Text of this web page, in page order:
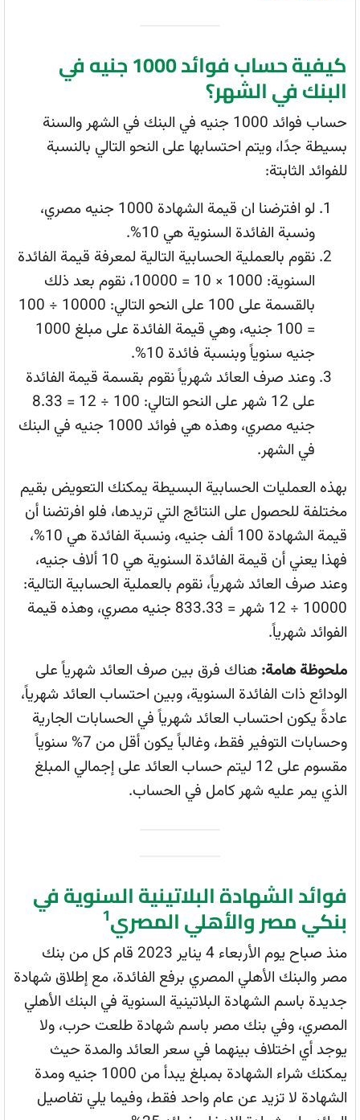
كيفية حساب فوائد 1000 جنيه في
البنك في الشهر؟
حساب فوائد 1000 جنيه في البنك في الشهر والسنة
بسيطة جدًا، ويتم احتسابها على النحو التالي بالنسبة
للفوائد الثابتة:
لو افترضنا ان قيمة الشهادة 1000 جنيه مصري،
ونسبة الفائدة السنوية هي 10%.
نقوم بالعملية الحسابية التالية لمعرفة قيمة الفائدة
السنوية: 1000 × 10 = 10000، نقوم بعد ذلك
بالقسمة على 100 على النحو التالي: 10000 ÷ 100
= 100 جنيه، وهي قيمة الفائدة على مبلغ 1000
جنيه سنوياً وبنسبة فائدة 10%.
وعند صرف العائد شهرياً نقوم بقسمة قيمة الفائدة
على 12 شهر على النحو التالي: 100 ÷ 12 = 8.33
جنيه مصري، وهذه هي فوائد 1000 جنيه في البنك
في الشهر.
بهذه العمليات الحسابية البسيطة يمكنك التعويض بقيم
مختلفة للحصول على النتائج التي تريدها، فلو افرتضنا أن
قيمة الشهادة 100 ألف جنيه، ونسبة الفائدة هي 10%،
فهذا يعني أن قيمة الفائدة السنوية هي 10 ألاف جنيه،
وعند صرف العائد شهرياً، نقوم بالعملية الحسابية التالية:
10000 ÷ 12 شهر = 833.33 جنيه مصري، وهذه قيمة
الفوائد شهرياً.
ملحوظة هامة: هناك فرق بين صرف العائد شهرياً على
الودائع ذات الفائدة السنوية، وبين احتساب العائد شهرياً،
عادةً يكون احتساب العائد شهرياً في الحسابات الجارية
وحسابات التوفير فقط، وغالباً يكون أقل من 7% سنوياً
مقسوم على 12 ليتم حساب العائد على إجمالي المبلغ
الذي يمر عليه شهر كامل في الحساب.
فوائد الشهادة البلاتينية السنوية في
بنكي مصر والأهلي المصري1
منذ صباح يوم الأربعاء 4 يناير 2023 قام كل من بنك
مصر والبنك الأهلي المصري برفع الفائدة، مع إطلاق شهادة
جديدة باسم الشهادة البلاتينية السنوية في البنك الأهلي
المصري، وفي بنك مصر باسم شهادة طلعت حرب، ولا
يوجد أي اختلاف بينهما في سعر العائد والمدة حيث
يمكنك شراء الشهادة بمبلغ يبدأ من 1000 جنيه ومدة
الشهادة لا تزيد عن عام واحد فقط، وفيما يلي تفاصيل